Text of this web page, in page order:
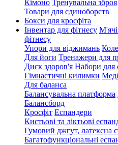
Кімоно Тренувальна зброя
Товари для єдиноборств
Бокси для кросфіта
Інвентар для фітнесу М'ячі
фітнесу
Упори для віджимань
Для йоги Тренажери для
Диск здоров'я Набори для
Гімнастичні килимки
Для баланса
Балансувальна платформа
Балансборд
Кросфіт Еспандери
Кистьові та ліктьові
Гумовий джгут, латексна
Багатофункціональні